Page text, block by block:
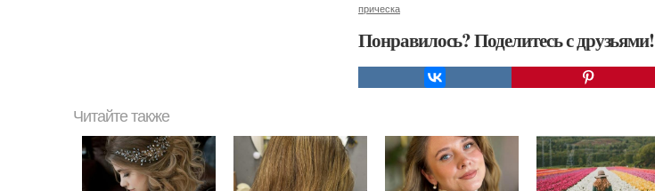
прическа
Понравилось? Поделитесь с друзьями!
Читайте также